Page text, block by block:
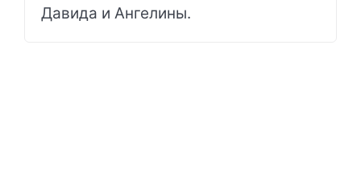
Давида и Ангелины.